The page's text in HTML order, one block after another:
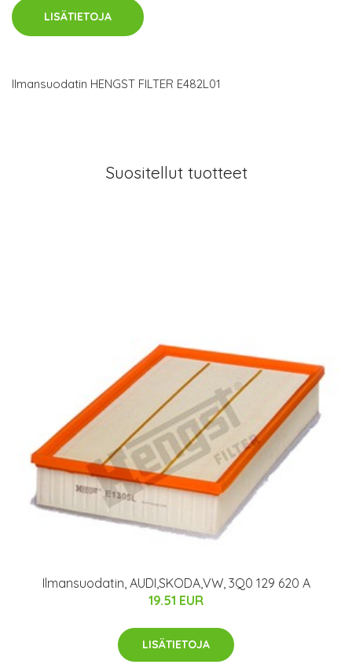
LISÄTIETOJA
Ilmansuodatin HENGST FILTER E482L01
Suositellut tuotteet
Ilmansuodatin, AUDI,SKODA,VW, 3Q0 129 620 A
19.51 EUR
LISÄTIETOJA